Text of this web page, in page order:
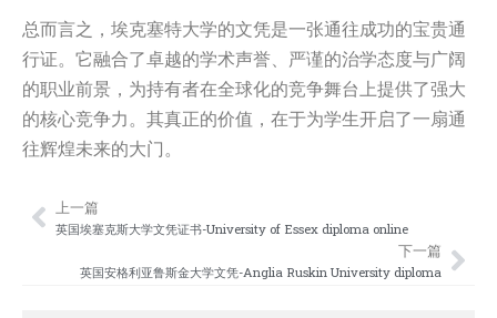
总而言之，埃克塞特大学的文凭是一张通往成功的宝贵通
行证。它融合了卓越的学术声誉、严谨的治学态度与广阔
的职业前景，为持有者在全球化的竞争舞台上提供了强大
的核心竞争力。其真正的价值，在于为学生开启了一扇通
往辉煌未来的大门。
Prev
上一篇
英国埃塞克斯大学文凭证书-University of Essex diploma online
下一篇
英国安格利亚鲁斯金大学文凭-Anglia Ruskin University diploma